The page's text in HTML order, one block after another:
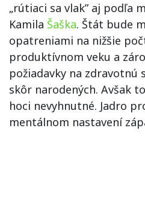
„rútiaci sa vlak” aj podľa
Kamila Šaška. Štát bude
opatreniami na nižšie
produktívnom veku a
požiadavky na
skôr narodených. Avšak
hoci nevyhnutné. Jadro
mentálnom nastavení